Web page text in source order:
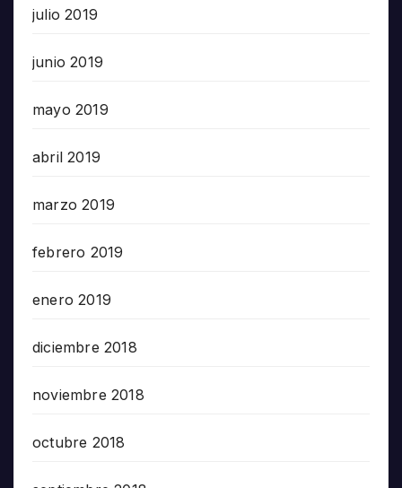
julio 2019
junio 2019
mayo 2019
abril 2019
marzo 2019
febrero 2019
enero 2019
diciembre 2018
noviembre 2018
octubre 2018